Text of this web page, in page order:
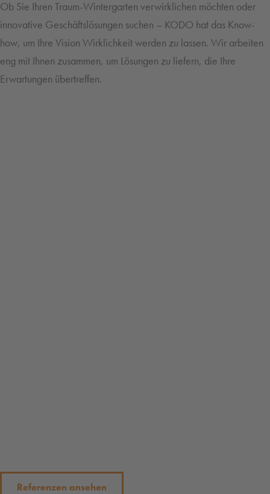
Ob Sie Ihren Traum-Wintergarten verwirklichen möchten oder
innovative Geschäftslösungen suchen – KODO hat das Know-
how, um Ihre Vision Wirklichkeit werden zu lassen. Wir arbeiten
eng mit Ihnen zusammen, um Lösungen zu liefern, die Ihre
Erwartungen übertreffen.
Referenzen ansehen